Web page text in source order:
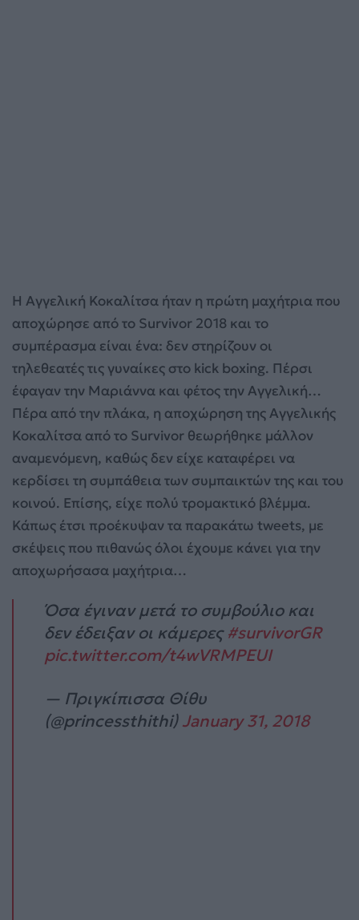
H Αγγελική Κοκαλίτσα ήταν η πρώτη μαχήτρια που
αποχώρησε από το Survivor 2018 και το
συμπέρασμα είναι ένα: δεν στηρίζουν οι
τηλεθεατές τις γυναίκες στο kick boxing. Πέρσι
έφαγαν την Μαριάννα και φέτος την Αγγελική…
Πέρα από την πλάκα, η αποχώρηση της Αγγελικής
Κοκαλίτσα από το Survivor θεωρήθηκε μάλλον
αναμενόμενη, καθώς δεν είχε καταφέρει να
κερδίσει τη συμπάθεια των συμπαικτών της και του
κοινού. Επίσης, είχε πολύ τρομακτικό βλέμμα.
Κάπως έτσι προέκυψαν τα παρακάτω tweets, με
σκέψεις που πιθανώς όλοι έχουμε κάνει για την
αποχωρήσασα μαχήτρια…
Όσα έγιναν μετά το συμβούλιο και
δεν έδειξαν οι κάμερες#survivorGR
pic.twitter.com/t4wVRMPEUI
— Πριγκίπισσα Θίθυ
(@princessthithi)January 31, 2018